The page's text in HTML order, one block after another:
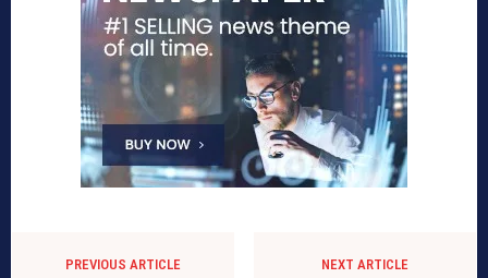
PREVIOUS ARTICLE NEXT ARTICLE